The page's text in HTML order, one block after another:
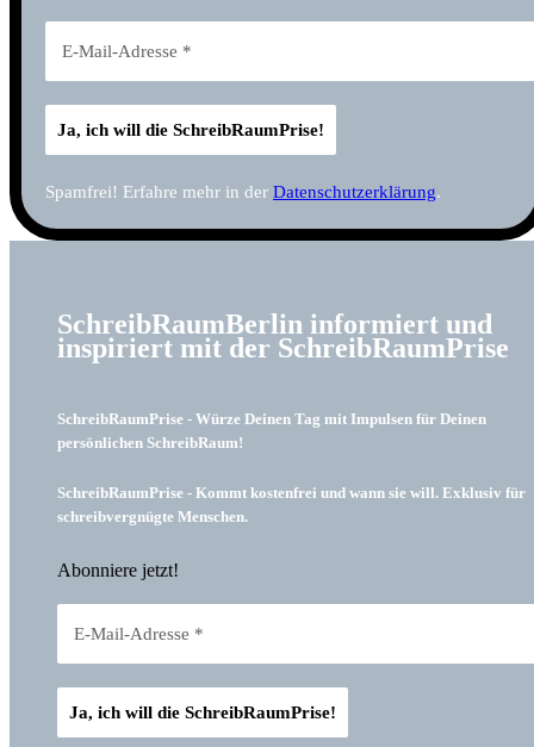
Spamfrei! Erfahre mehr in der Datenschutzerklärung.
SchreibRaumBerlin informiert und
inspiriert mit der SchreibRaumPrise
SchreibRaumPrise - Würze Deinen Tag mit Impulsen für Deinen
persönlichen SchreibRaum!
SchreibRaumPrise - Kommt kostenfrei und wann sie will. Exklusiv für
schreibvergnügte Menschen.
Abonniere jetzt!